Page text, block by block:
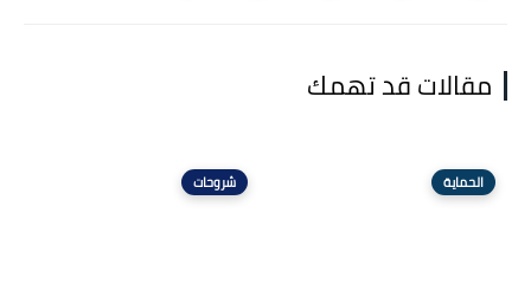
مقالات قد تهمك
الحماية شروحات